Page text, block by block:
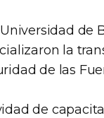
de
la
de las
de